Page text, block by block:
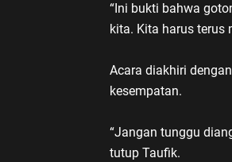
“Ini bukti bahwa
kita. Kita harus terus
Acara diakhiri
kesempatan.
“Jangan tunggu
tutup Taufik.